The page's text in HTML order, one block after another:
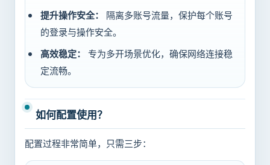
提升操作安全：
隔离多账号流量，保护每个账号
的登录与操作安全。
高效稳定：
专为多开场景优化，确保网络连接稳
定流畅。
如何配置使用？
配置过程非常简单，只需三步：